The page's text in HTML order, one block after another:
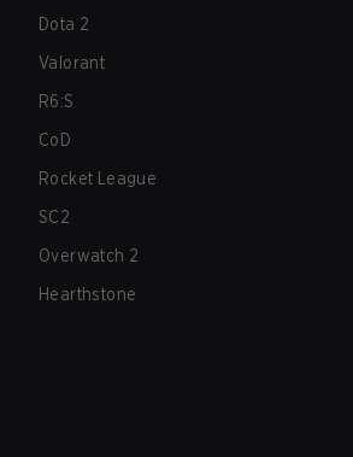
Dota 2
Valorant
R6:S
CoD
Rocket League
SC2
Overwatch 2
Hearthstone